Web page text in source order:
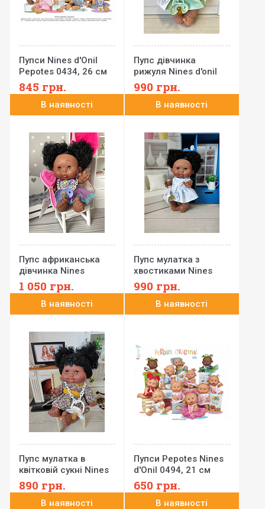
Пупси Nines d'Onil
Pepotes 0434, 26 см
(заплющують очі)
845 грн.
В наявності
Пупс дівчинка
рижуля Nines d'onil
Pepotes заплющує
очі, 26 см
990 грн.
В наявності
Пупс африканська
дівчинка Nines
Pepotes заплющує
очі, 26 см
1 050 грн.
В наявності
Пупс мулатка з
хвостиками Nines
Pepotes заплющує
очі, 26 см
990 грн.
В наявності
Пупс мулатка в
квітковій сукні Nines
Pepotes заплющує
очі, 26 см
890 грн.
В наявності
Пупси Pepotes Nines
d'Onil 0494, 21 см
650 грн.
В наявності